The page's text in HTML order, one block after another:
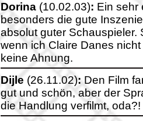
Dorina (10.02.03): Ein sehr
besonders die gute
absolut guter Schauspieler.
wenn ich Claire Danes
keine Ahnung.
Dijle (26.11.02):Den Film
gut und schön, aber der
die Handlung verfilmt, oda?!